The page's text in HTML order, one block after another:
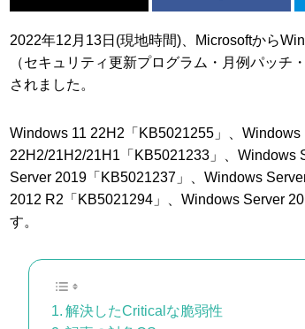
2022年12月13日(現地時間)、Microsoftから
（セキュリティ更新プログラム・月例パッ
されました。
Windows 11 22H2「KB5021255」、
22H2/21H2/21H1「KB5021233」、Windows
Server 2019「KB5021237」、Windows
2012 R2「KB5021294」、Windows Server
す。
解決したCriticalな脆弱性